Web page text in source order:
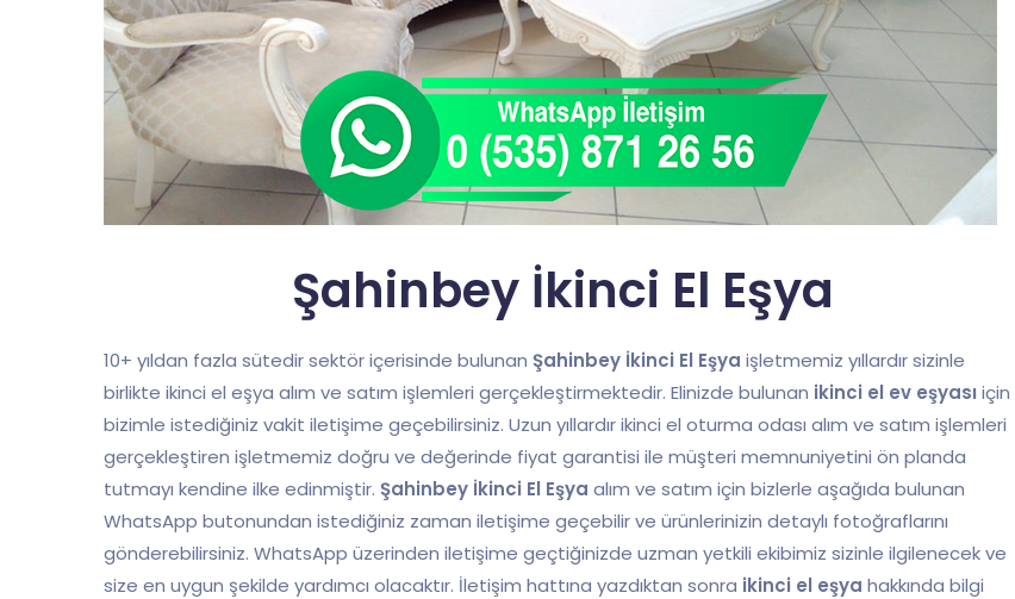
Şahinbey İkinci El Eşya
10+ yıldan fazla sütedir sektör içerisinde bulunan Şahinbey İkinci El Eşya işletmemiz yıllardır sizinle
birlikte ikinci el eşya alım ve satım işlemleri gerçekleştirmektedir. Elinizde bulunan ikinci el ev eşyası için
bizimle istediğiniz vakit iletişime geçebilirsiniz. Uzun yıllardır ikinci el oturma odası alım ve satım işlemleri
gerçekleştiren işletmemiz doğru ve değerinde fiyat garantisi ile müşteri memnuniyetini ön planda
tutmayı kendine ilke edinmiştir. Şahinbey İkinci El Eşya alım ve satım için bizlerle aşağıda bulunan
WhatsApp butonundan istediğiniz zaman iletişime geçebilir ve ürünlerinizin detaylı fotoğraflarını
gönderebilirsiniz. WhatsApp üzerinden iletişime geçtiğinizde uzman yetkili ekibimiz sizinle ilgilenecek ve
size en uygun şekilde yardımcı olacaktır. İletişim hattına yazdıktan sonra ikinci el eşya hakkında bilgi